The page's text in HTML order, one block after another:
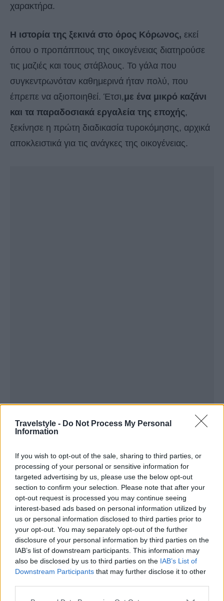
Travelstyle - Do Not Process My Personal
Information
If you wish to opt-out of the sale, sharing to third parties, or
processing of your personal or sensitive information for
targeted advertising by us, please use the below opt-out
section to confirm your selection. Please note that after your
opt-out request is processed you may continue seeing
interest-based ads based on personal information utilized by
us or personal information disclosed to third parties prior to
your opt-out. You may separately opt-out of the further
disclosure of your personal information by third parties on the
IAB’s list of downstream participants. This information may
also be disclosed by us to third parties on the IAB’s List of
Downstream Participants that may further disclose it to other
χαρακτήρα.
Η ιστορία της ξεκινά στο όρος Κόρωνος, εκεί
όπου ο προπάππους της οικογένειας διατηρούσε
τις μαζιές και τους στάβλους. Το γάλα που
συγκεντρωνόταν καθημερινά ήταν πολύ, που
έπρεπε να αξιοποιηθεί. Έτσι,με ένα μικρό καζάνι
και τα παραδοσιακά εργαλεία της εποχής,
ξεκίνησε η πρώτη διαδικασία τυροκόμησης, αρχικά
αποκλειστικά για τις ανάγκες της οικογένειας.
Τυροκομία Νάξου: Παράδοση,
τεχνογνωσία και γεύσεις με ιστορία
Η τέχνη της τυροκόμησης -που αρχικά ξεκίνησε
για τις οικογενειακές ανάγκες- πέρασε από